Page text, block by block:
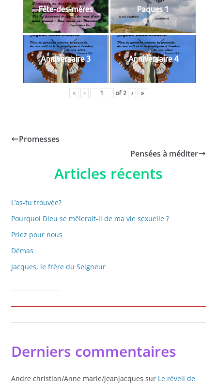
Fête-des-mères Paques 1
Anniversaire 3 Anniversaire 4
« ‹ of 2 › »
Promesses
Pensées à méditer
Articles récents
L’as-tu trouvée?
Pourquoi Dieu se mêlerait-il de ma vie sexuelle ?
Priez pour nous
Démas
Jacques, le frère du Seigneur
Derniers commentaires
Andre christian/Anne marie/jeanjacques sur Le réveil de